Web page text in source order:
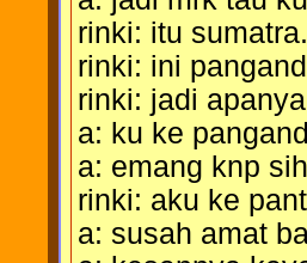
rinki: itu
rinki: ini
rinki: jadi
a: ku ke
a: emang knp
rinki: aku ke
a: susah amat